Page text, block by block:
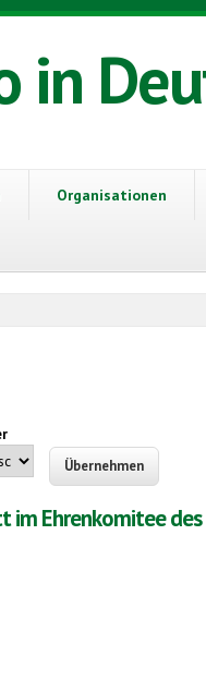
in
Organisationen
Ehrenkomitee